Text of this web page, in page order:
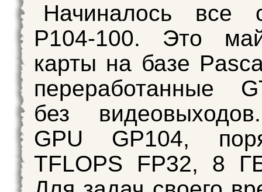
Начиналось все
P104-100. Это
карты на базе
переработанные
без
GPU GP104,
TFLOPS FP32, 8